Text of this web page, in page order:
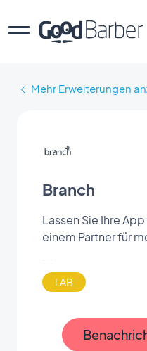
Mehr Erweiterungen
Branch
Lassen Sie Ihre
einem Partner für
LAB